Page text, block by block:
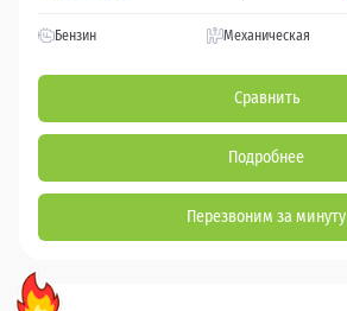
Бензин Механическая
Сравнить
Подробнее
Перезвоним за минуту